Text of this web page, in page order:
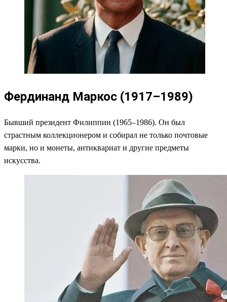
Фердинанд Маркос (1917–1989)
Бывший президент Филиппин (1965–1986). Он был
страстным коллекционером и собирал не только почтовые
марки, но и монеты, антиквариат и другие предметы
искусства.